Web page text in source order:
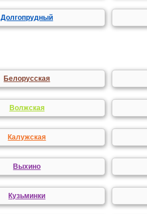
Долгопрудный
Белорусская
Волжская
Калужская
Выхино
Кузьминки